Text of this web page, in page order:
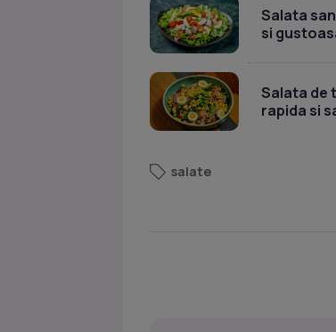
Salata
si
Salata de
rapida si
salate